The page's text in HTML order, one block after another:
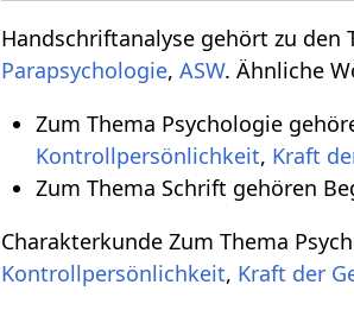
Handschriftanalyse gehört zu den
Parapsychologie,ASW. Ähnliche
Zum Thema Psychologie
Kontrollpersönlichkeit, Kraft
Zum Thema Schrift gehören
Charakterkunde Zum Thema
Kontrollpersönlichkeit, Kraft der